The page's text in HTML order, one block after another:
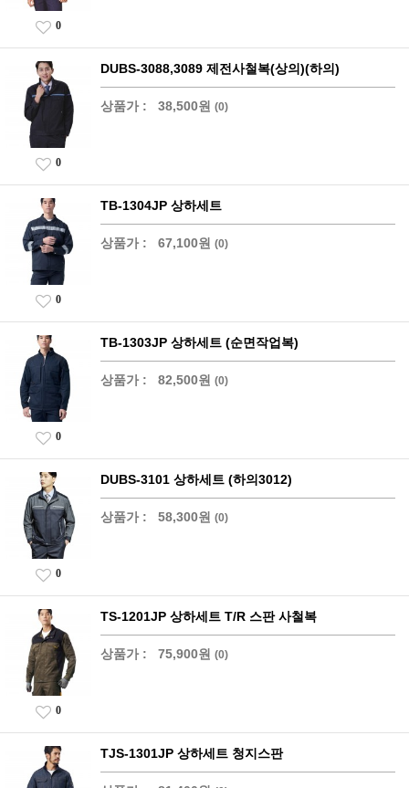
0
DUBS-3088,3089 제전사철복(상의)(하의)
상품가 : 38,500원 (0)
0
TB-1304JP 상하세트
상품가 : 67,100원 (0)
0
TB-1303JP 상하세트 (순면작업복)
상품가 : 82,500원 (0)
0
DUBS-3101 상하세트 (하의3012)
상품가 : 58,300원 (0)
0
TS-1201JP 상하세트 T/R 스판 사철복
상품가 : 75,900원 (0)
0
TJS-1301JP 상하세트 청지스판